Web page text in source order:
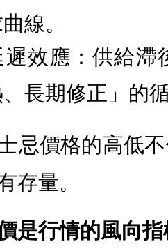
線。
遲效應：供給滯
長期修正」的
忌價格的高低
存量。
是行情的風向指